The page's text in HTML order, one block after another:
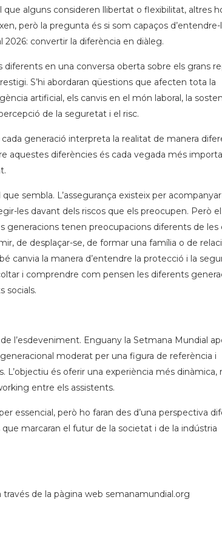
alguns consideren llibertat o flexibilitat, altres
però la pregunta és si som capaços d’entendre-
2026: convertir la diferència en diàleg.
en una conversa oberta sobre els grans
S’hi abordaran qüestions que afecten tota la
artificial, els canvis en el món laboral, la
de la seguretat i el risc.
generació interpreta la realitat de manera
aquestes diferències és cada vegada més
sembla. L’assegurança existeix per
les davant dels riscos que els preocupen. Però
generacions tenen preocupacions diferents de les
de desplaçar-se, de formar una família o de
canvia la manera d’entendre la protecció i la
i comprendre com pensen les diferents
socials.
l’esdeveniment. Enguany la Setmana Mundial
moderat per una figura de referència i
és oferir una experiència més dinàmica,
entre els assistents.
essencial, però ho faran des d’una perspectiva
marcaran el futur de la societat i de la indústria
través de la pàgina web semanamundial.org